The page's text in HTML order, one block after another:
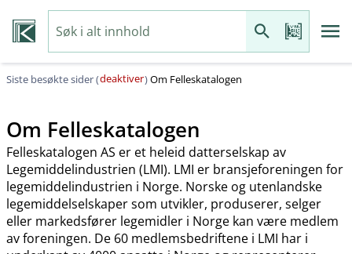
Siste besøkte sider (deaktiver)Om Felleskatalogen
Om Felleskatalogen
Felleskatalogen AS er et heleid datterselskap av
Legemiddelindustrien (LMI). LMI er bransjeforeningen for
legemiddelindustrien i Norge. Norske og utenlandske
legemiddelselskaper som utvikler, produserer, selger
eller markedsfører legemidler i Norge kan være medlem
av foreningen. De 60 medlemsbedriftene i LMI har i